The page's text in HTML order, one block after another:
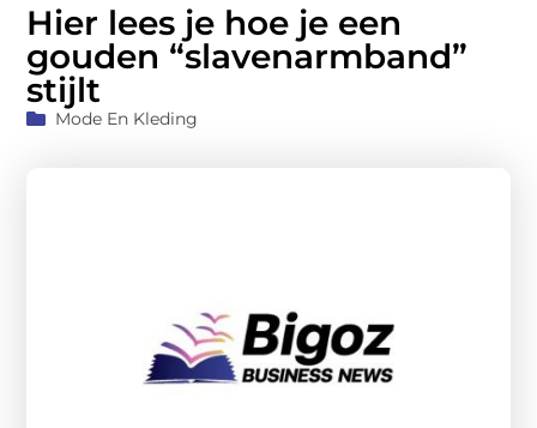
Hier lees je hoe je een
gouden “slavenarmband”
stijlt
Mode En Kleding